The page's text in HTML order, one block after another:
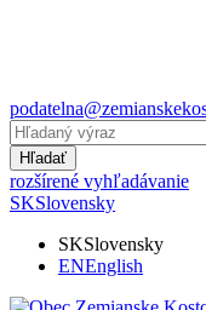
Hľadať
rozšírené vyhľadávanie
SKSlovensky
SKSlovensky
ENEnglish